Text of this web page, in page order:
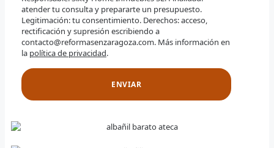
atender tu consulta y prepararte un presupuesto.
Legitimación: tu consentimiento. Derechos: acceso,
rectificación y supresión escribiendo a
contacto@reformasenzaragoza.com. Más información en
la política de privacidad.